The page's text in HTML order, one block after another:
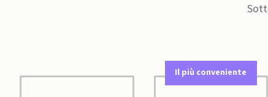
Il più conveniente